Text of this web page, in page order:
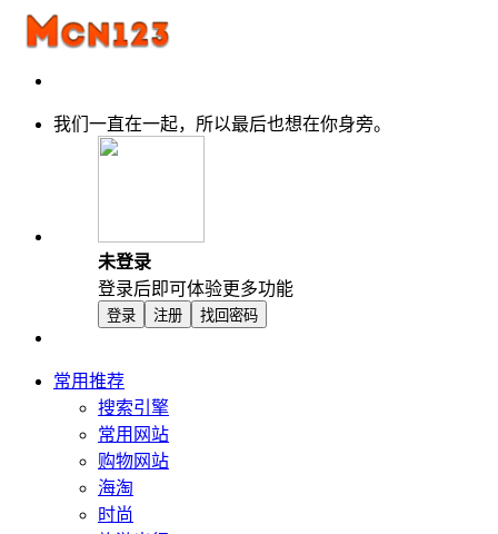
我们一直在一起，所以最后也想在你身旁。
未登录
登录后即可体验更多功能
登录 注册 找回密码
常用推荐
搜索引擎
常用网站
购物网站
海淘
时尚